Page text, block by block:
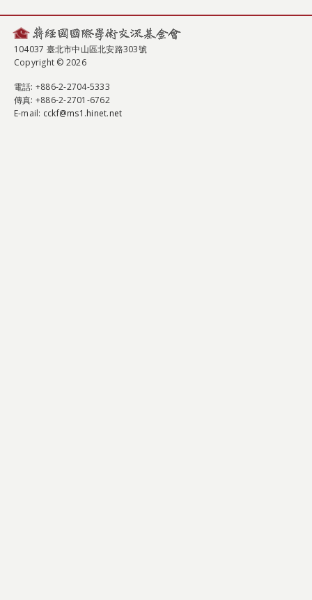
104037 臺北市中山區北安路303號
Copyright © 2026
電話: +886-2-2704-5333
傳真: +886-2-2701-6762
E-mail: cckf@ms1.hinet.net